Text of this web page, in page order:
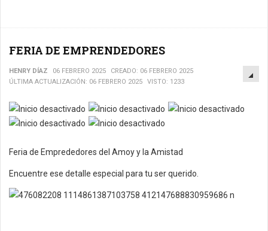
FERIA DE EMPRENDEDORES
HENRY DÍAZ 06 FEBRERO 2025
CREADO: 06 FEBRERO 2025
ÚLTIMA ACTUALIZACIÓN: 06 FEBRERO 2025
VISTO: 1233
Feria de Emprededores del Amoy y la Amistad
Encuentre ese detalle especial para tu ser querido.